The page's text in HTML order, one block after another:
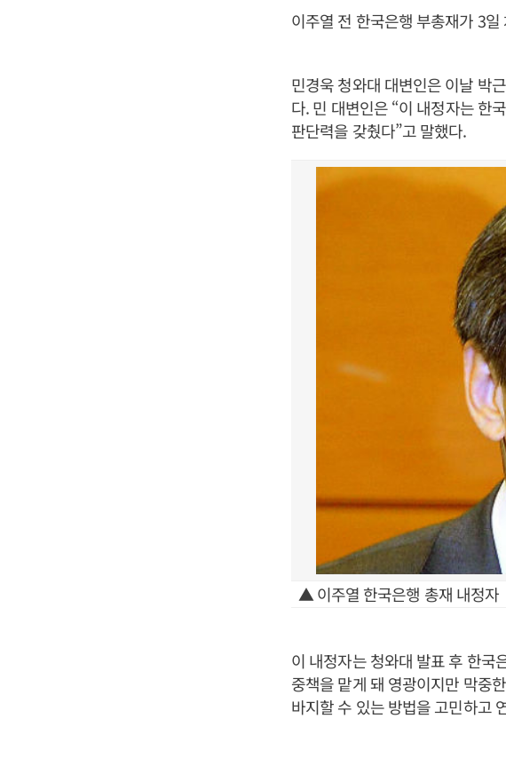
이주열 전 한국은행 부총재가 3
민경욱 청와대 대변인은 이날 박
다. 민 대변인은 “이 내정자는 한
판단력을 갖췄다”고 말했다.
▲ 이주열 한국은행 총재 내정자
이 내정자는 청와대 발표 후 한국
중책을 맡게 돼 영광이지만 막중
바지할 수 있는 방법을 고민하고